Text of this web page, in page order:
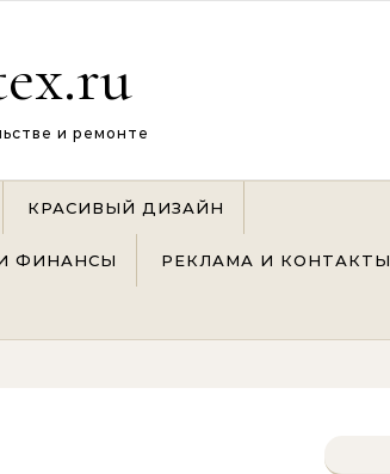
и ремонте
КРАСИВЫЙ ДИЗАЙН
ФИНАНСЫ РЕКЛАМА И КОНТАКТЫ